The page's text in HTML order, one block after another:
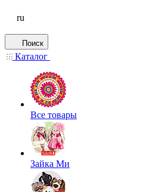
ru
Поиск
Каталог
Все товары
Зайка Ми